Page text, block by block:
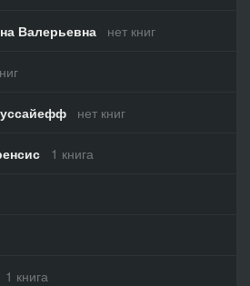
Валерьевна нет книг
нет книг
1 книга
1 книга